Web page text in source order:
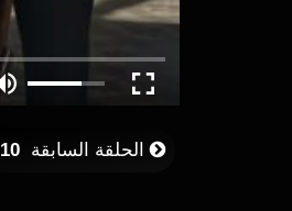
الحلقة السابقة 10